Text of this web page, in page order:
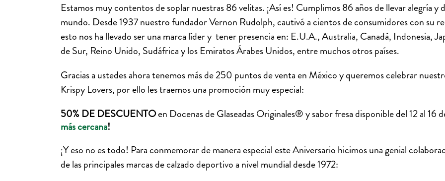
Estamos muy contentos de soplar nuestras 86 velitas. ¡Así es! Cumplimos 86 años de llevar alegría y
mundo. Desde 1937 nuestro fundador Vernon Rudolph, cautivó a cientos de consumidores con su
esto nos ha llevado ser una marca líder y tener presencia en: E.U.A., Australia, Canadá, Indonesia,
de Sur, Reino Unido, Sudáfrica y los Emiratos Árabes Unidos, entre muchos otros países.
Gracias a ustedes ahora tenemos más de 250 puntos de venta en México y queremos celebrar
Krispy Lovers, por ello les traemos una promoción muy especial:
50% DE DESCUENTOen Docenas de Glaseadas Originales® y sabor fresa disponible del 12 al 16
más cercana!
¡Y eso no es todo! Para conmemorar de manera especial este Aniversario hicimos una genial
de las principales marcas de calzado deportivo a nivel mundial desde 1972: